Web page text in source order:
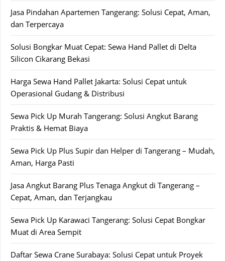
Jasa Pindahan Apartemen Tangerang: Solusi Cepat, Aman,
dan Terpercaya
Solusi Bongkar Muat Cepat: Sewa Hand Pallet di Delta
Silicon Cikarang Bekasi
Harga Sewa Hand Pallet Jakarta: Solusi Cepat untuk
Operasional Gudang & Distribusi
Sewa Pick Up Murah Tangerang: Solusi Angkut Barang
Praktis & Hemat Biaya
Sewa Pick Up Plus Supir dan Helper di Tangerang – Mudah,
Aman, Harga Pasti
Jasa Angkut Barang Plus Tenaga Angkut di Tangerang –
Cepat, Aman, dan Terjangkau
Sewa Pick Up Karawaci Tangerang: Solusi Cepat Bongkar
Muat di Area Sempit
Daftar Sewa Crane Surabaya: Solusi Cepat untuk Proyek